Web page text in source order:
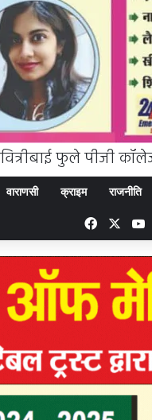
वाराणसी क्राइम राजनीति
Facebook